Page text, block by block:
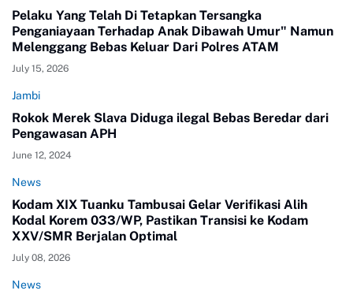
Pelaku Yang Telah Di Tetapkan Tersangka
Penganiayaan Terhadap Anak Dibawah Umur" Namun
Melenggang Bebas Keluar Dari Polres ATAM
July 15, 2026
Jambi
Rokok Merek Slava Diduga ilegal Bebas Beredar dari
Pengawasan APH
June 12, 2024
News
Kodam XIX Tuanku Tambusai Gelar Verifikasi Alih
Kodal Korem 033/WP, Pastikan Transisi ke Kodam
XXV/SMR Berjalan Optimal
July 08, 2026
News